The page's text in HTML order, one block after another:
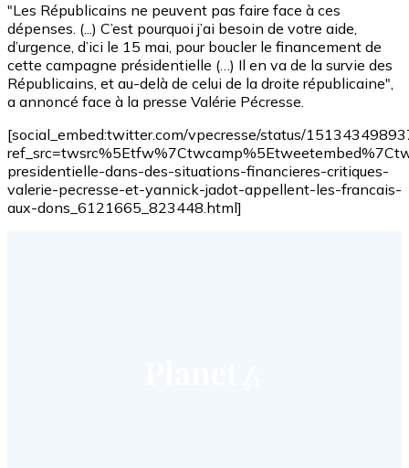
"Les Républicains ne peuvent pas faire face à ces
dépenses. (...) C’est pourquoi j’ai besoin de votre aide,
d’urgence, d’ici le 15 mai, pour boucler le financement de
cette campagne présidentielle (…) Il en va de la survie des
Républicains, et au-delà de celui de la droite républicaine",
a annoncé face à la presse Valérie Pécresse.
[social_embed:twitter.com/vpecresse/status/
presidentielle-dans-des-situations-financieres-critiques-
valerie-pecresse-et-yannick-jadot-appellent-les-francais-
aux-dons_6121665_823448.html]